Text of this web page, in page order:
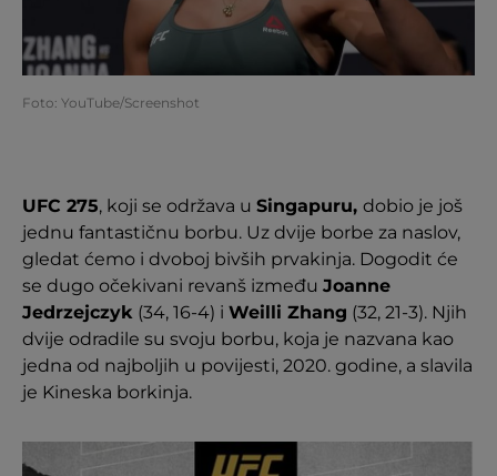
Foto: YouTube/Screenshot
UFC 275, koji se održava u Singapuru, dobio je još
jednu fantastičnu borbu. Uz dvije borbe za naslov,
gledat ćemo i dvoboj bivših prvakinja. Dogodit će
se dugo očekivani revanš između Joanne
Jedrzejczyk (34, 16-4) i Weilli Zhang (32, 21-3). Njih
dvije odradile su svoju borbu, koja je nazvana kao
jedna od najboljih u povijesti, 2020. godine, a slavila
je Kineska borkinja.